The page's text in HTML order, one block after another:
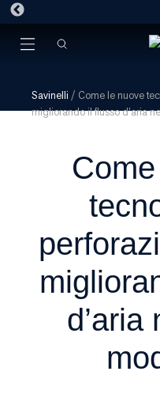
Savinelli / Come le nuove
migliorando il flusso d’aria
d’aria